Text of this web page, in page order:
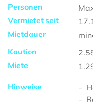
Personen
Vermietet seit
Mietdauer
Kaution
Miete
Hinweise